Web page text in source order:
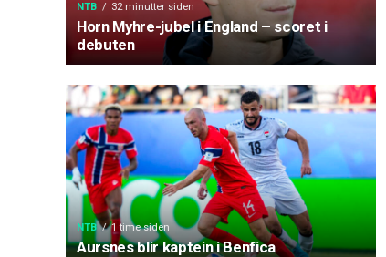
NTB 32 minutter siden
Horn Myhre-jubel i England – scoret i
debuten
NTB 1 time siden
Aursnes blir kaptein i Benfica